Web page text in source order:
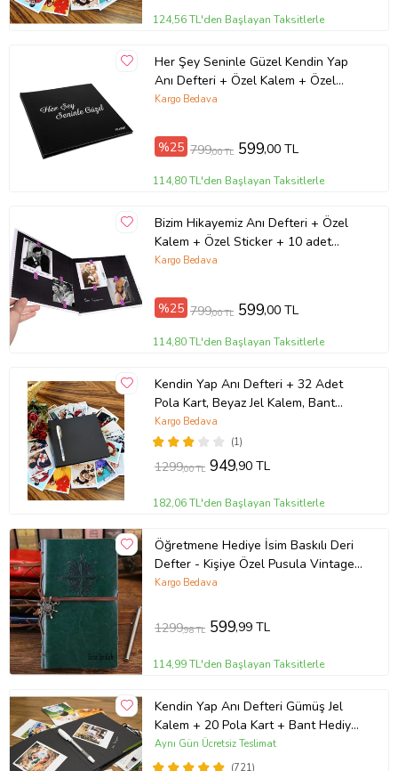
124,56 TL'den Başlayan Taksitlerle
Her Şey Seninle Güzel Kendin Yap
Anı Defteri + Özel Kalem + Özel
Sticker + 10 Adet Fotoğraf Sevgililer
Hediyesi Sevgiliye Hediye, Doğum
Günü Hediyesi (Siyah)
Kargo Bedava
%25 799,00 TL 599,00 TL
114,80 TL'den Başlayan Taksitlerle
Bizim Hikayemiz Anı Defteri + Özel
Kalem + Özel Sticker + 10 adet
Fotoğraf Baskı Sevgiliye Hediye, Yıl
Hediyesi, 14 Şubat Hediyesi, (Siyah
& Beyaz)
Kargo Bedava
%25 799,00 TL 599,00 TL
114,80 TL'den Başlayan Taksitlerle
Kendin Yap Anı Defteri + 32 Adet
Pola Kart, Beyaz Jel Kalem, Bant
Hediye
(1)
Kargo Bedava
1299,00 TL 949,90 TL
182,06 TL'den Başlayan Taksitlerle
Öğretmene Hediye İsim Baskılı Deri
Defter - Kişiye Özel Pusula Vintage
Hatıra Defteri - İsme Özel Defter -
Kargo Bedava
1299,98 TL 599,99 TL
114,99 TL'den Başlayan Taksitlerle
Kendin Yap Anı Defteri Gümüş Jel
Kalem + 20 Pola Kart + Bant Hediye
(Siyah)
(721)
Aynı Gün Ücretsiz Teslimat